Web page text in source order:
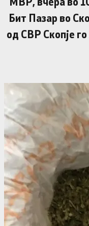
Бит Пазар во
од СВР Скопје